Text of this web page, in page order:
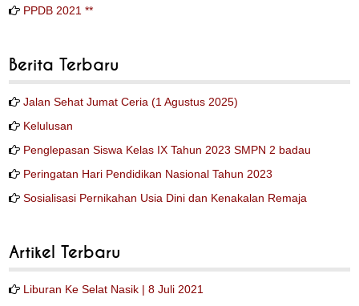
PPDB 2021 **
Berita Terbaru
Jalan Sehat Jumat Ceria (1 Agustus 2025)
Kelulusan
Penglepasan Siswa Kelas IX Tahun 2023 SMPN 2 badau
Peringatan Hari Pendidikan Nasional Tahun 2023
Sosialisasi Pernikahan Usia Dini dan Kenakalan Remaja
Artikel Terbaru
Liburan Ke Selat Nasik | 8 Juli 2021